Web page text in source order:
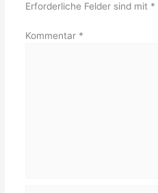
Erforderliche Felder sind mit *
Kommentar *